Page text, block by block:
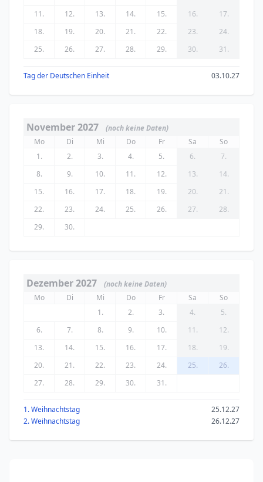
11.
12. 13. 14. 15. 16.
17.
18.
19. 20. 21. 22. 23.
24.
25.
26. 27. 28. 29. 30. 31.
Tag der Deutschen Einheit 03.10.27
November 2027
(noch keine Daten)
Mo
Di Mi Do Fr Sa
So
1.
2. 3. 4. 5. 6.
7.
8.
9. 10. 11. 12. 13.
14.
15.
16. 17. 18. 19. 20.
21.
22.
23. 24. 25. 26. 27.
28.
29.
30.
Dezember 2027
(noch keine Daten)
Mo
Di Mi Do Fr Sa
So
1.
2. 3. 4.
5.
6.
7. 8. 9. 10. 11.
12.
13.
14. 15. 16. 17. 18.
19.
20.
21. 22. 23. 24. 25.
26.
27.
28. 29. 30. 31.
1. Weihnachtstag
25.12.27
2. Weihnachtstag
26.12.27